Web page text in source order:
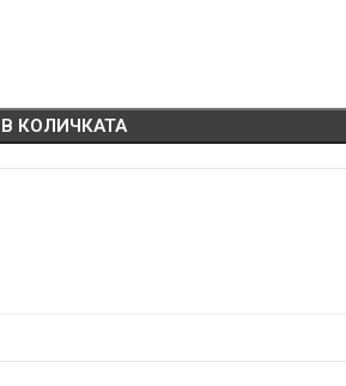
КОЛИЧКАТА